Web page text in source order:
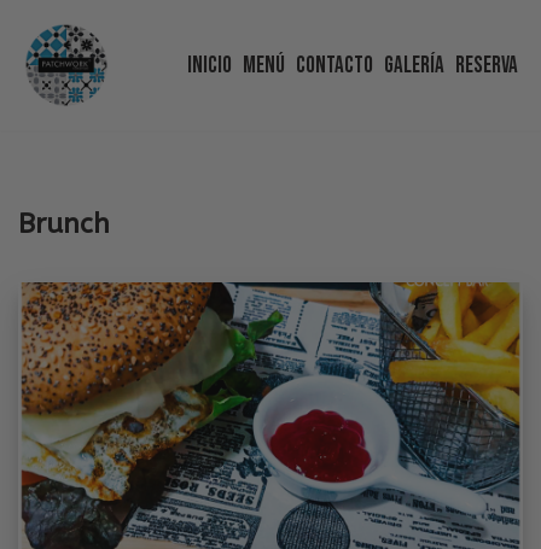
Saltar
Inicio Menú Contacto Galería Reserva
Brunch